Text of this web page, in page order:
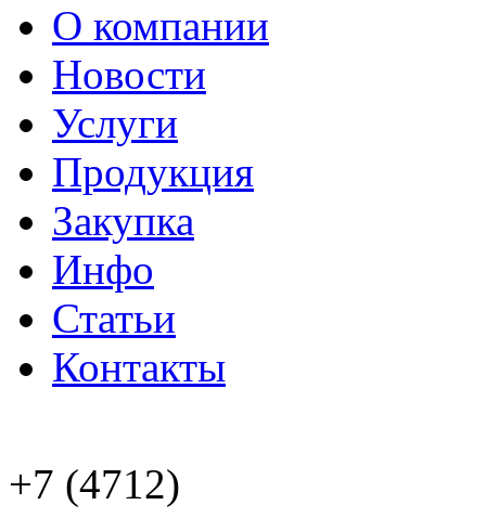
О компании
Новости
Услуги
Продукция
Закупка
Инфо
Статьи
Контакты
+7 (4712)